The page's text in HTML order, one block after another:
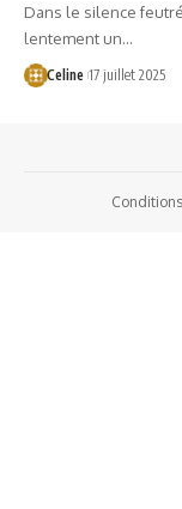
Dans le silence
lentement un…
Celine 17 juillet 2025